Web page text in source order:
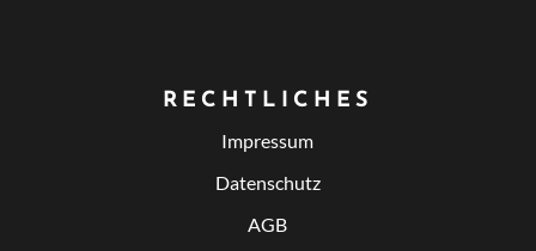
RECHTLICHES
Impressum
Datenschutz
AGB